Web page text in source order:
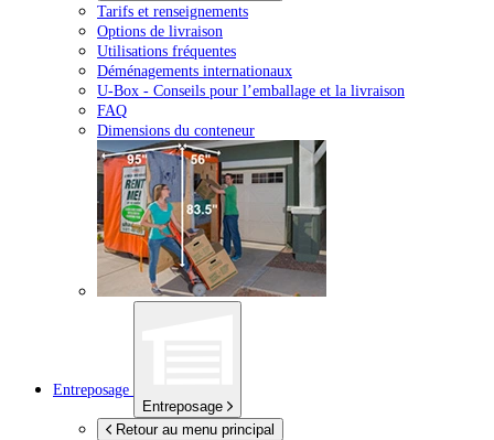
Tarifs et renseignements
Options de livraison
Utilisations fréquentes
Déménagements internationaux
U-Box - Conseils pour l’emballage et la livraison
FAQ
Dimensions du conteneur
Entreposage
Entreposage
Retour au menu principal